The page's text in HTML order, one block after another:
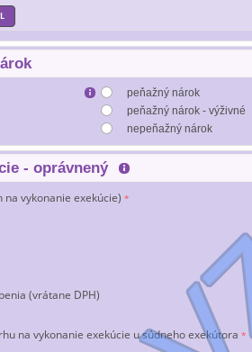
peňažný nárok
peňažný nárok - výživné
nepeňažný nárok
- oprávnený
na vykonanie exekúcie)*
(vrátane DPH)
na vykonanie exekúcie u súdneho exekútora*